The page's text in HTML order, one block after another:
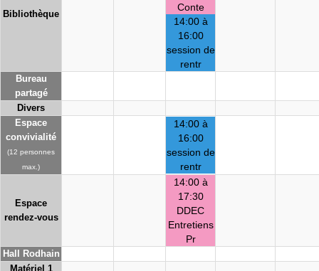
Bibliothèque
Conte
14:00 à
16:00
session de
rentr
Bureau
partagé
Divers
Espace
convivialité
(12 personnes
max.)
14:00 à
16:00
session de
rentr
Espace
rendez-vous
14:00 à
17:30
DDEC
Entretiens
Pr
Hall Rodhain
Matériel 1